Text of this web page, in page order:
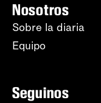
Nosotros
Sobre la diaria
Equipo
Seguinos